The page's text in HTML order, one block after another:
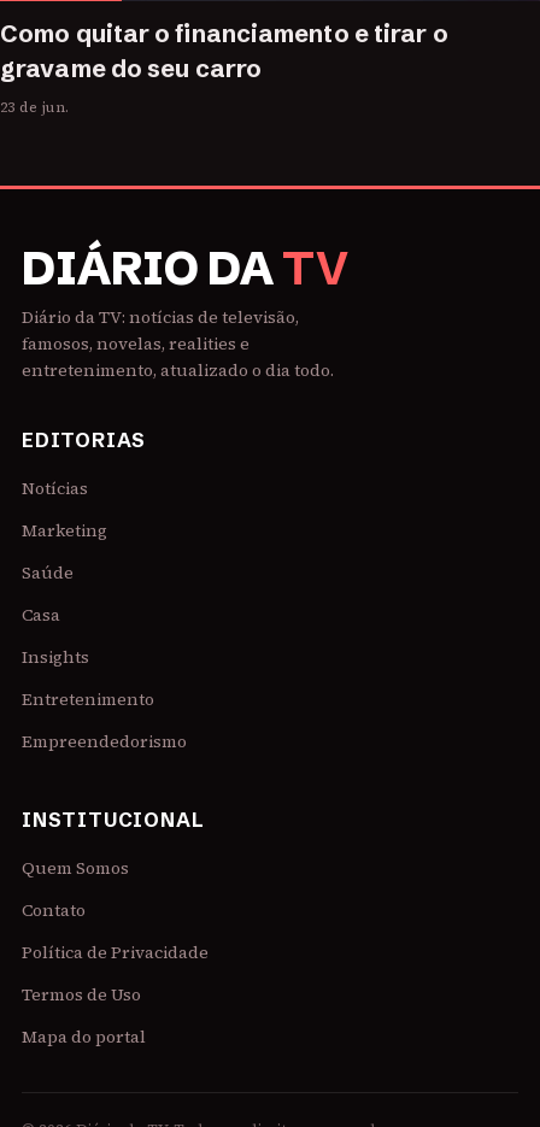
Como quitar o financiamento e tirar o
gravame do seu carro
23 de jun.
DIÁRIO DATV
Diário da TV: notícias de televisão,
famosos, novelas, realities e
entretenimento, atualizado o dia todo.
EDITORIAS
Notícias
Marketing
Saúde
Casa
Insights
Entretenimento
Empreendedorismo
INSTITUCIONAL
Quem Somos
Contato
Política de Privacidade
Termos de Uso
Mapa do portal